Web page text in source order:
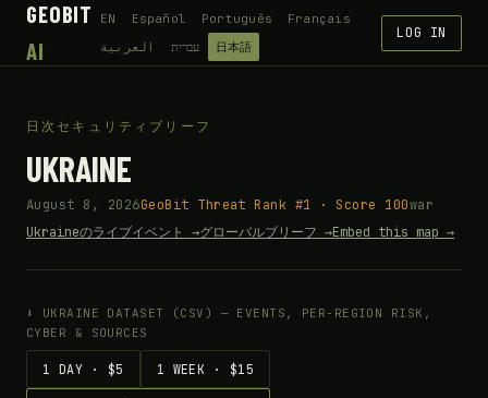
GEOBIT
AI
EN Español Português
Français
العربية
עברית 日本語
LOG IN
日次セキュリティブリーフ
UKRAINE
August 8, 2026GeoBit Threat Rank #1 · Score 100war
Ukraineのライブイベント →グローバルブリーフ →Embed this map →
⬇ UKRAINE DATASET (CSV) — EVENTS, PER-REGION RISK,
CYBER & SOURCES
1 DAY · $5 1 WEEK · $15